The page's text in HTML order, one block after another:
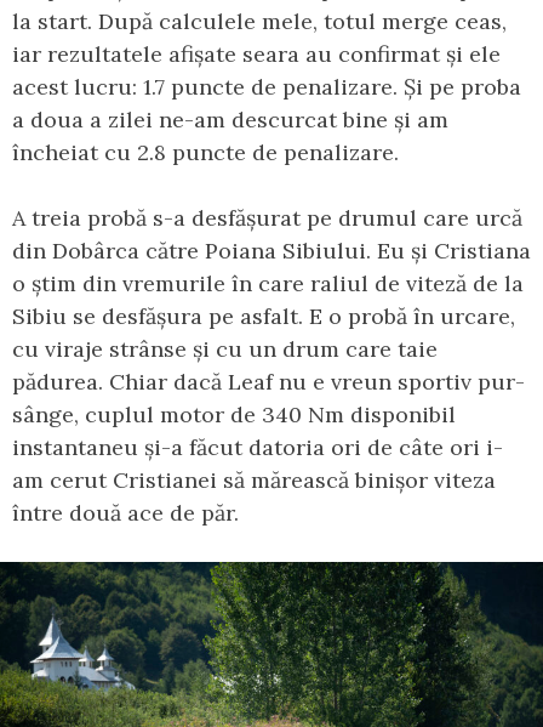
la start. După calculele mele, totul merge ceas,
iar rezultatele afișate seara au confirmat și ele
acest lucru: 1.7 puncte de penalizare. Și pe proba
a doua a zilei ne-am descurcat bine și am
încheiat cu 2.8 puncte de penalizare.
A treia probă s-a desfășurat pe drumul care urcă
din Dobârca către Poiana Sibiului. Eu și Cristiana
o știm din vremurile în care raliul de viteză de la
Sibiu se desfășura pe asfalt. E o probă în urcare,
cu viraje strânse și cu un drum care taie
pădurea. Chiar dacă Leaf nu e vreun sportiv pur-
sânge, cuplul motor de 340 Nm disponibil
instantaneu și-a făcut datoria ori de câte ori i-
am cerut Cristianei să mărească binișor viteza
între două ace de păr.